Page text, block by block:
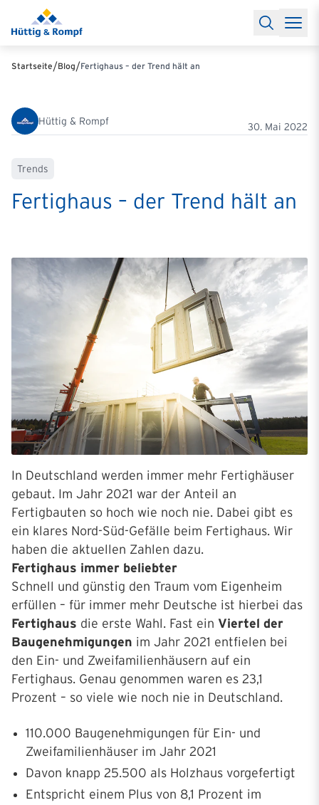
Baufinanzierung
RechnerBaufinanzierungsrechner
Anschlussfinanzierung
Partnerschaft
Partner werden
Käuferprofile 2026
News & Events
Über unsIhre Ansprechpartner
Startseite/Blog/Fertighaus – der Trend hält an
Hüttig & Rompf 30. Mai 2022
Trends
Fertighaus – der Trend hält an
In Deutschland werden immer mehr Fertighäuser
gebaut. Im Jahr 2021 war der Anteil an
Fertigbauten so hoch wie noch nie. Dabei gibt es
ein klares Nord-Süd-Gefälle beim Fertighaus. Wir
haben die aktuellen Zahlen dazu.
Fertighaus immer beliebter
Schnell und günstig den Traum vom Eigenheim
erfüllen – für immer mehr Deutsche ist hierbei das
Fertighaus die erste Wahl. Fast ein Viertel der
Baugenehmigungen im Jahr 2021 entfielen bei
den Ein- und Zweifamilienhäusern auf ein
Fertighaus. Genau genommen waren es 23,1
Prozent – so viele wie noch nie in Deutschland.
110.000 Baugenehmigungen für Ein- und
Zweifamilienhäuser im Jahr 2021
Davon knapp 25.500 als Holzhaus vorgefertigt
Entspricht einem Plus von 8,1 Prozent im